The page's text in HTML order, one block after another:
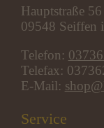
Hauptstraße 56
09548 Seiffen
Telefon:
Telefax:
E-Mail:
Service